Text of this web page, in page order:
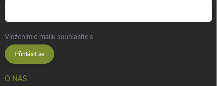
Vložením e-mailu souhlasíte s
Přihlásit se
O NÁS